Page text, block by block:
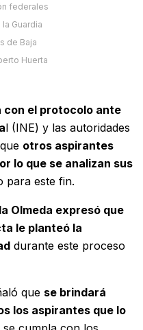
federales
Guardia
de Baja
Huerta
con el protocolo ante
l (INE) y las autoridades
otros aspirantes
lo que se analizan sus
para este fin.
Olmeda expresó que
le planteó la
durante este proceso
que se brindará
los aspirantes que lo